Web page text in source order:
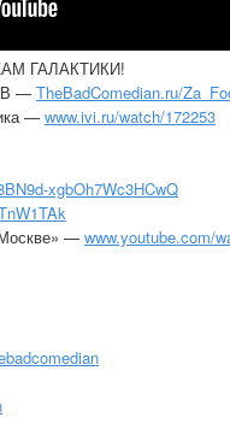
ГАЛАКТИКИ!
— TheBadComedian.ru/
— www.ivi.ru/watch/172253
xgbOh7Wc3HCwQ
— www.youtube.com/